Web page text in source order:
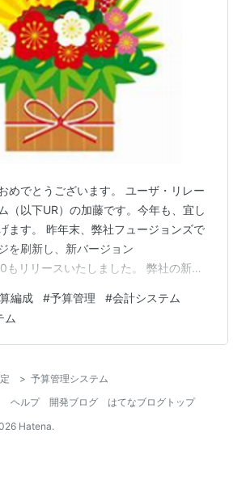
めでとうございます。 ユーザ・リレー
（以下UR）の加藤です。今年も、宜し
ます。 昨年末、弊社フュージョンズで
を刷新し、新バージョン
もリリースいたしました。 弊社の新ホ
実現、経営管理ワークプレイス ｜ フュ
(fusions.co.jp) さて、本日のブログ
「fusion_place12.0」のご紹介です。
パフォーマンスは大満…
編成 #予算管理 #会計システム
ム
> 予算管理システム
ヘルプ 開発ブログ
はてなブログトップ
Hatena.